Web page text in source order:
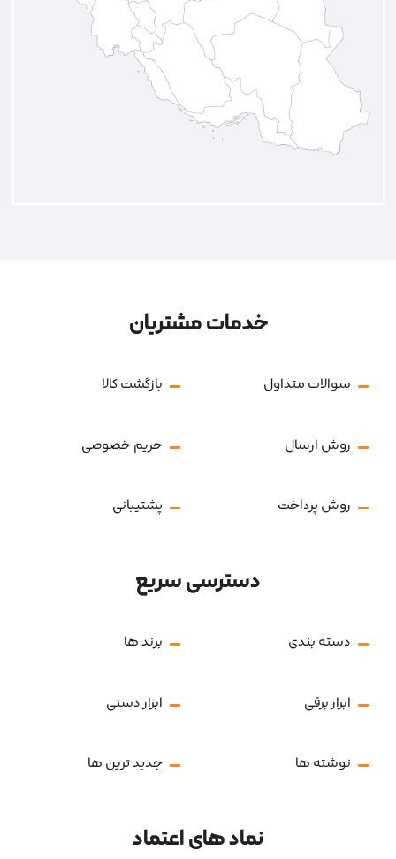
خدمات مشتریان
سوالات متداول بازگشت کالا
روش ارسال حریم خصوصی
روش پرداخت پشتیبانی
دسترسی سریع
دسته بندی برند ها
ابزار برقی ابزار دستی
نوشته ها جدید ترین ها
نماد های اعتماد